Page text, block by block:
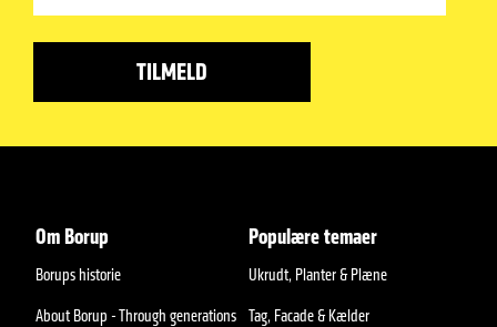
Om Borup
Borups historie
About Borup - Through generations
Populære temaer
Ukrudt, Planter & Plæne
Tag, Facade & Kælder